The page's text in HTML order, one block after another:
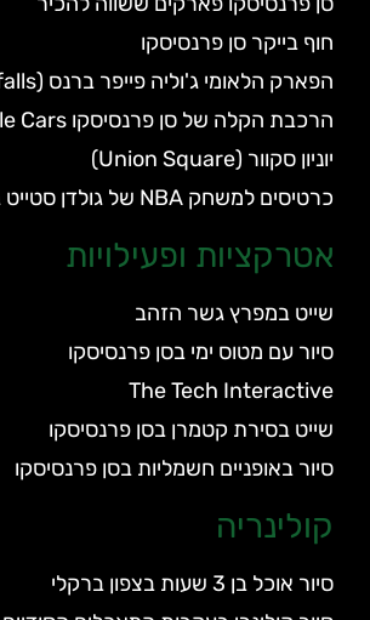
חוף בייקר סן פרנסיסקו
הפארק הלאומי ג'וליה פייפר ברנס (cway falls)
הרכבת הקלה של סן פרנסיסקו Cable Cars
יוניון סקוור (Union Square)
כרטיסים למשחק NBA של גולדן סטייט בסן פרנסיסקו
אטרקציות ופעילויות
שייט במפרץ גשר הזהב
סיור עם מטוס ימי בסן פרנסיסקו
The Tech Interactive
שייט בסירת קטמרן בסן פרנסיסקו
סיור באופניים חשמליות בסן פרנסיסקו
קולינריה
סיור אוכל בן 3 שעות בצפון ברקלי